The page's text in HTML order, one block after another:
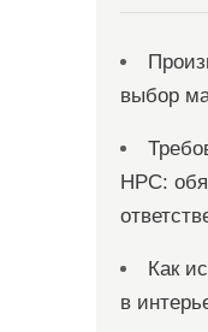
выбор
НРС:
Как
в